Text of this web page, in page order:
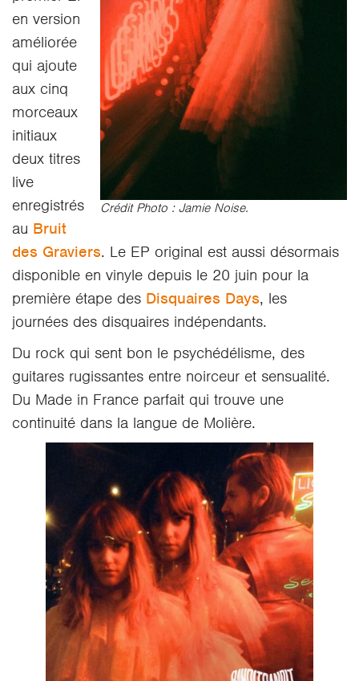
Crédit Photo : Jamie Noise.
en version
améliorée
qui ajoute
aux cinq
morceaux
initiaux
deux titres
live
enregistrés
au Bruit
des Graviers. Le EP original est aussi désormais
disponible en vinyle depuis le 20 juin pour la
première étape des Disquaires Days, les
journées des disquaires indépendants.
Du rock qui sent bon le psychédélisme, des
guitares rugissantes entre noirceur et sensualité.
Du Made in France parfait qui trouve une
continuité dans la langue de Molière.